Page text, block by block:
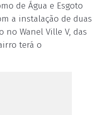
de Água e Esgoto
a instalação de duas
no Wanel Ville V, das
terá o